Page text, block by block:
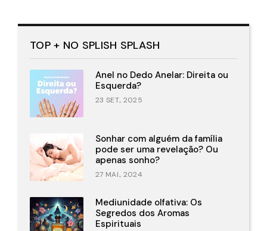
TOP + NO SPLISH SPLASH
Anel no Dedo Anelar: Direita ou
Esquerda?
23 SET., 2025
Sonhar com alguém da família
pode ser uma revelação? Ou
apenas sonho?
27 MAI., 2024
Mediunidade olfativa: Os
Segredos dos Aromas
Espirituais